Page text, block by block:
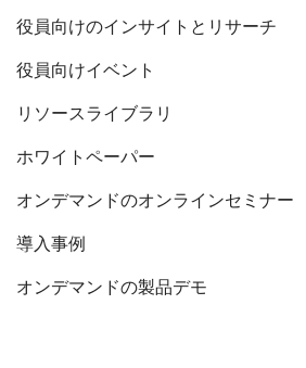
役員向けのインサイトとリサーチ
役員向けイベント
リソースライブラリ
ホワイトペーパー
オンデマンドのオンラインセミナー
導入事例
オンデマンドの製品デモ